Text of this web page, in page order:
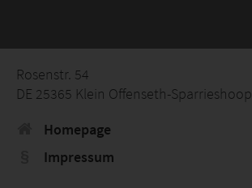
Rosenstr. 54
DE 25365 Klein Offenseth-Sparrieshoop
Homepage
Impressum